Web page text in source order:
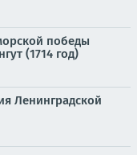
победы
(1714 год)
Ленинградской